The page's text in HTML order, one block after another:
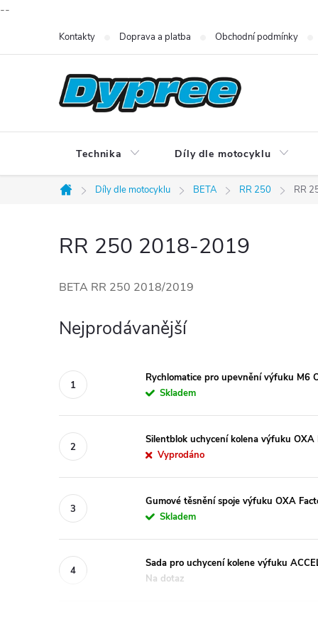
--
Kontakty Doprava a platba Obchodní podmínky
Technika Díly dle motocyklu
Domů
Díly dle motocyklu BETA RR 250 RR
RR 250 2018-2019
BETA RR 250 2018/2019
Nejprodávanější
Rychlomatice pro upevnění výfuku M6
Skladem
Silentblok uchycení kolena výfuku OXA
Vyprodáno
Gumové těsnění spoje výfuku OXA
Skladem
Sada pro uchycení kolene výfuku
Na dotaz